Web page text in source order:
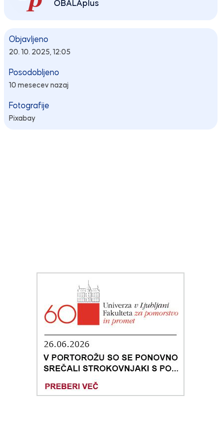
OBALAplus
Objavljeno
20. 10. 2025, 12:05
Posodobljeno
10 mesecev nazaj
Fotografije
Pixabay